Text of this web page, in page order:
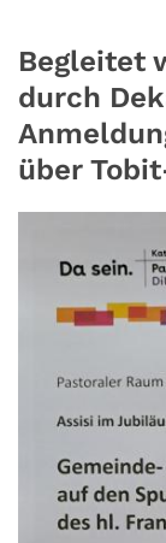
Begleitet
durch
über